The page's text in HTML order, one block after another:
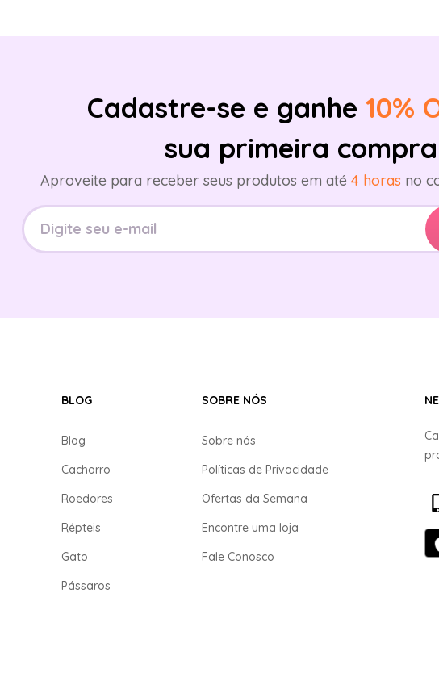
Cadastre-se e ganhe 10%
sua primeira
Aproveite para receber seus produtos em até 4 horas no
BLOG
Blog
Cachorro
Roedores
Répteis
Gato
Pássaros
SOBRE NÓS
Sobre nós
Políticas de Privacidade
Ofertas da Semana
Encontre uma loja
Fale Conosco